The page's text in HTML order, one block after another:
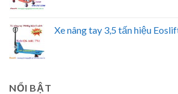
Xe nâng tay 3,5 tấn hiệu
NỔI BẬT